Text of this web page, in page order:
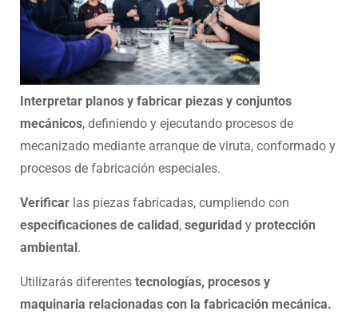
Interpretar planos y fabricar piezas y conjuntos
mecánicos, definiendo y ejecutando procesos de
mecanizado mediante arranque de viruta, conformado y
procesos de fabricación especiales.
Verificar las piezas fabricadas, cumpliendo con
especificaciones de calidad, seguridad y protección
ambiental.
Utilizarás diferentes tecnologías, procesos y
maquinaria relacionadas con la fabricación mecánica.